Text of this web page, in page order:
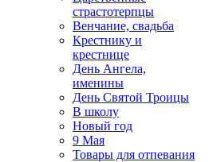
страстотерпцы
Венчание, свадьба
Крестнику и
крестнице
День Ангела,
именины
День Святой Троицы
В школу
Новый год
9 Мая
Товары для отпевания